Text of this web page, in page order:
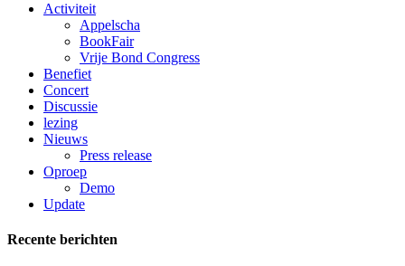
Activiteit
Appelscha
BookFair
Vrije Bond Congress
Benefiet
Concert
Discussie
lezing
Nieuws
Press release
Oproep
Demo
Update
Recente berichten